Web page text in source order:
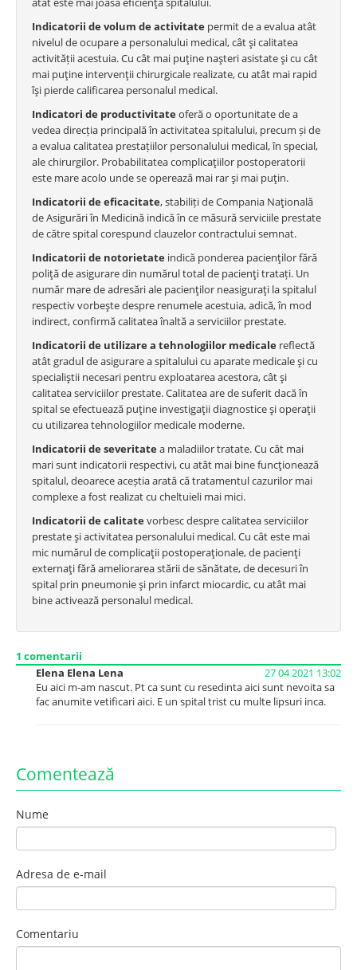
Indicatorii de volum de activitate permit de a evalua atât
nivelul de ocupare a personalului medical, cât şi calitatea
activității acestuia. Cu cât mai puţine naşteri asistate şi cu cât
mai puţine intervenţii chirurgicale realizate, cu atât mai rapid
îşi pierde calificarea personalul medical.
Indicatori de productivitate oferă o oportunitate de a
vedea direcția principală în activitatea spitalului, precum și de
a evalua calitatea prestațiilor personalului medical, în special,
ale chirurgilor. Probabilitatea complicaţiilor postoperatorii
este mare acolo unde se operează mai rar şi mai puţin.
Indicatorii de eficacitate, stabiliți de Compania Naţională
de Asigurări în Medicină indică în ce măsură serviciile prestate
de către spital corespund clauzelor contractului semnat.
Indicatorii de notorietate indică ponderea pacienţilor fără
poliţă de asigurare din numărul total de pacienţi tratați. Un
număr mare de adresări ale pacienţilor neasiguraţi la spitalul
respectiv vorbeşte despre renumele acestuia, adică, în mod
indirect, confirmă calitatea înaltă a serviciilor prestate.
Indicatorii de utilizare a tehnologiilor medicale reflectă
atât gradul de asigurare a spitalului cu aparate medicale şi cu
specialiştii necesari pentru exploatarea acestora, cât şi
calitatea serviciilor prestate. Calitatea are de suferit dacă în
spital se efectuează puţine investigaţii diagnostice şi operaţii
cu utilizarea tehnologiilor medicale moderne.
Indicatorii de severitate a maladiilor tratate. Cu cât mai
mari sunt indicatorii respectivi, cu atât mai bine funcţionează
spitalul, deoarece aceștia arată că tratamentul cazurilor mai
complexe a fost realizat cu cheltuieli mai mici.
Indicatorii de calitate vorbesc despre calitatea serviciilor
prestate şi activitatea personalului medical. Cu cât este mai
mic numărul de complicaţii postoperaţionale, de pacienţi
externaţi fără ameliorarea stării de sănătate, de decesuri în
spital prin pneumonie şi prin infarct miocardic, cu atât mai
bine activează personalul medical.
1 comentarii
Elena Elena Lena
27 04 2021 13:02
Eu aici m-am nascut. Pt ca sunt cu resedinta aici sunt nevoita sa
fac anumite vetificari aici. E un spital trist cu multe lipsuri inca.
Comentează
Nume
Adresa de e-mail
Comentariu